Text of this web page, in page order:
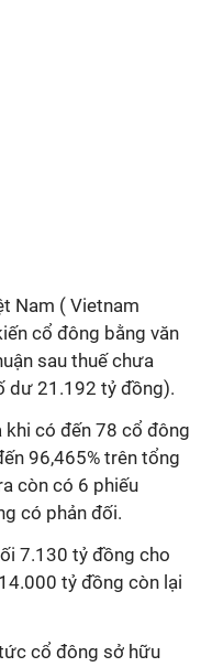
Nam ( Vietnam
cổ đông bằng văn
sau thuế chưa
dư 21.192 tỷ đồng).
có đến 78 cổ đông
96,465% trên tổng
còn có 6 phiếu
có phản đối.
7.130 tỷ đồng cho
tỷ đồng còn lại
cổ đông sở hữu